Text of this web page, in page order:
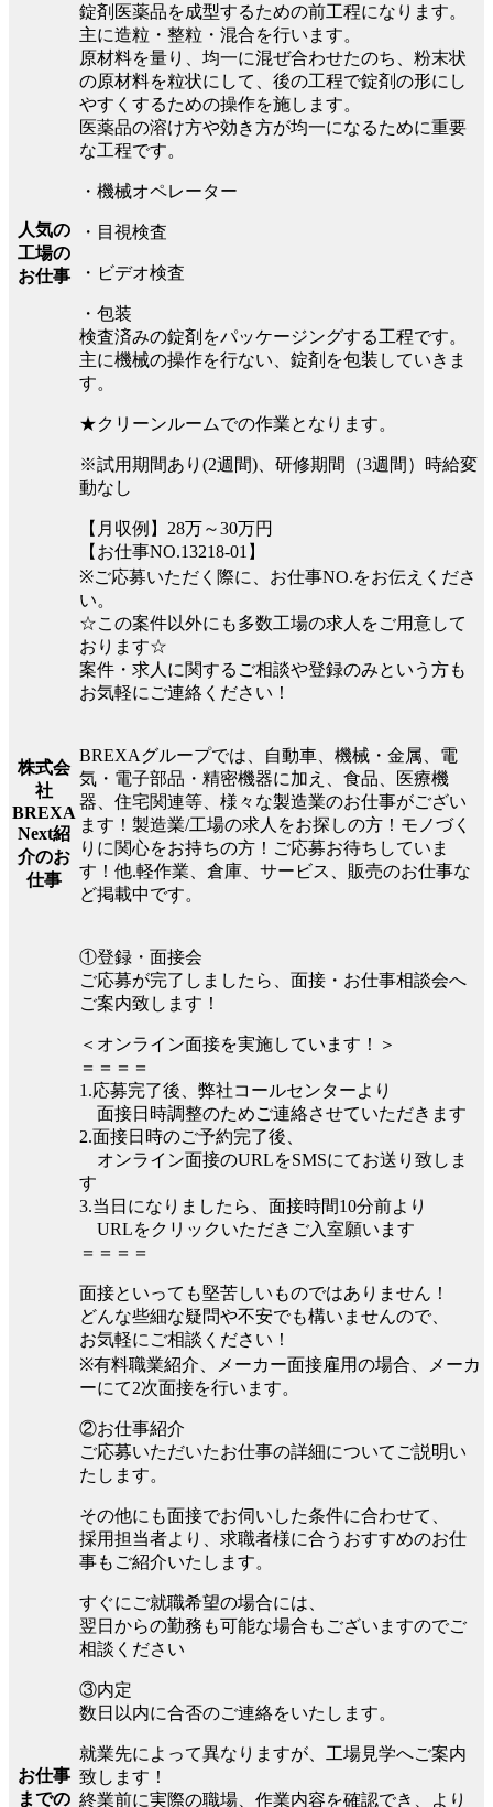
人気の
工場の
お仕事
錠剤医薬品を成型するための前工程になります。
主に造粒・整粒・混合を行います。
原材料を量り、均一に混ぜ合わせたのち、粉末状
の原材料を粒状にして、後の工程で錠剤の形にし
やすくするための操作を施します。
医薬品の溶け方や効き方が均一になるために重要
な工程です。
・機械オペレーター
・目視検査
・ビデオ検査
・包装
検査済みの錠剤をパッケージングする工程です。
主に機械の操作を行ない、錠剤を包装していきま
す。
★クリーンルームでの作業となります。
※試用期間あり(2週間)、研修期間（3週間）時給変
動なし
【月収例】28万～30万円
【お仕事NO.13218-01】
※ご応募いただく際に、お仕事NO.をお伝えくださ
い。
☆この案件以外にも多数工場の求人をご用意して
おります☆
案件・求人に関するご相談や登録のみという方も
お気軽にご連絡ください！
株式会
社
BREXA
Next紹
介のお
仕事
BREXAグループでは、自動車、機械・金属、電
気・電子部品・精密機器に加え、食品、医療機
器、住宅関連等、様々な製造業のお仕事がござい
ます！製造業/工場の求人をお探しの方！モノづく
りに関心をお持ちの方！ご応募お待ちしていま
す！他.軽作業、倉庫、サービス、販売のお仕事な
ど掲載中です。
お仕事
までの
①登録・面接会
ご応募が完了しましたら、面接・お仕事相談会へ
ご案内致します！
＜オンライン面接を実施しています！＞
＝＝＝＝
1.応募完了後、弊社コールセンターより
面接日時調整のためご連絡させていただきます
2.面接日時のご予約完了後、
オンライン面接のURLをSMSにてお送り致しま
す
3.当日になりましたら、面接時間10分前より
URLをクリックいただきご入室願います
＝＝＝＝
面接といっても堅苦しいものではありません！
どんな些細な疑問や不安でも構いませんので、
お気軽にご相談ください！
※有料職業紹介、メーカー面接雇用の場合、メーカ
ーにて2次面接を行います。
②お仕事紹介
ご応募いただいたお仕事の詳細についてご説明い
たします。
その他にも面接でお伺いした条件に合わせて、
採用担当者より、求職者様に合うおすすめのお仕
事もご紹介いたします。
すぐにご就職希望の場合には、
翌日からの勤務も可能な場合もございますのでご
相談ください
③内定
数日以内に合否のご連絡をいたします。
就業先によって異なりますが、工場見学へご案内
致します！
終業前に実際の職場、作業内容を確認でき、より